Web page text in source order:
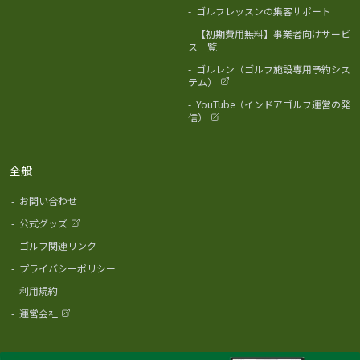
- ゴルフレッスンの集客サポート
-
【初期費用無料】事業者向けサービ
ス一覧
- ゴルレン（ゴルフ施設専用予約シス
テム）
- YouTube（インドアゴルフ運営の発
信）
全般
- お問い合わせ
- 公式グッズ
- ゴルフ関連リンク
- プライバシーポリシー
- 利用規約
- 運営会社